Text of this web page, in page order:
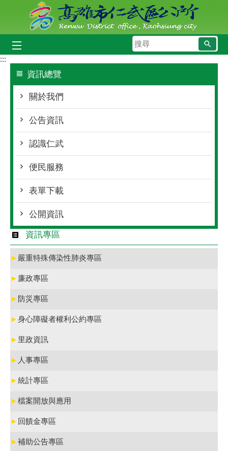
跳到主要內容區塊
搜
尋
:::
資訊總覽
關於我們
公告資訊
認識仁武
便民服務
表單下載
公開資訊
資訊專區
► 嚴重特殊傳染性肺炎專區
► 廉政專區
► 防災專區
►身心障礙者權利公約專區
► 里政資訊
► 人事專區
►統計專區
►檔案開放與應用
► 回饋金專區
►補助公告專區